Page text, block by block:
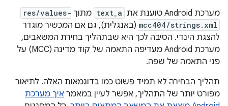
מערכת Android טוענת את
text_a מתוך res/values-
mcc404/strings.xml (באנגלית), גם אם המכשיר מוגדר
להצגת הינדי. הסיבה לכך היא שבתהליך בחירת המשאבים,
מערכת Android מעדיפה התאמה של קוד מדינה (MCC) על
פני התאמה של שפה.
תהליך הבחירה לא תמיד פשוט כמו בדוגמאות האלה. לתיאור
מפורט יותר של התהליך, אפשר לעיין במאמר איך מערכת